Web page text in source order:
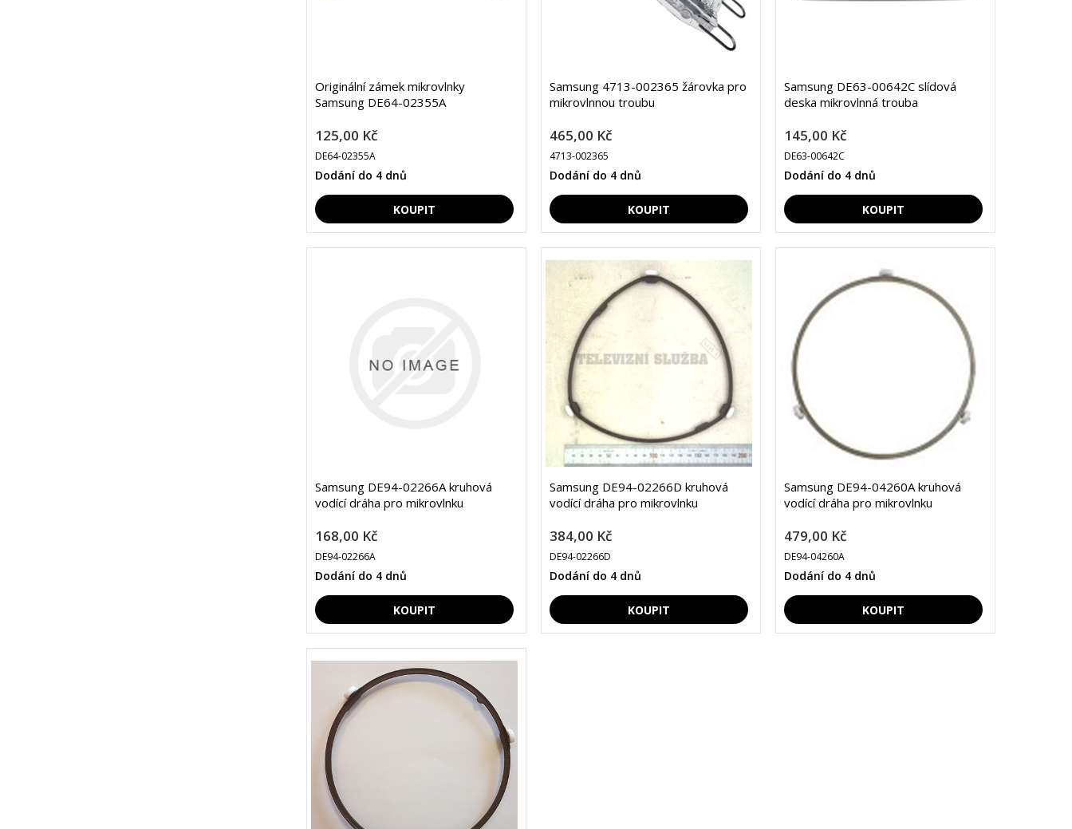
Originální zámek mikrovlnky
Samsung DE64-02355A
125,00 Kč
DE64-02355A
Dodání do 4 dnů
Samsung 4713-002365 žárovka pro
mikrovlnnou troubu
465,00 Kč
4713-002365
Dodání do 4 dnů
Samsung DE63-00642C slídová
deska mikrovlnná trouba
145,00 Kč
DE63-00642C
Dodání do 4 dnů
Samsung DE94-02266A kruhová
vodící dráha pro mikrovlnku
168,00 Kč
DE94-02266A
Dodání do 4 dnů
Samsung DE94-02266D kruhová
vodící dráha pro mikrovlnku
384,00 Kč
DE94-02266D
Dodání do 4 dnů
Samsung DE94-04260A kruhová
vodící dráha pro mikrovlnku
479,00 Kč
DE94-04260A
Dodání do 4 dnů